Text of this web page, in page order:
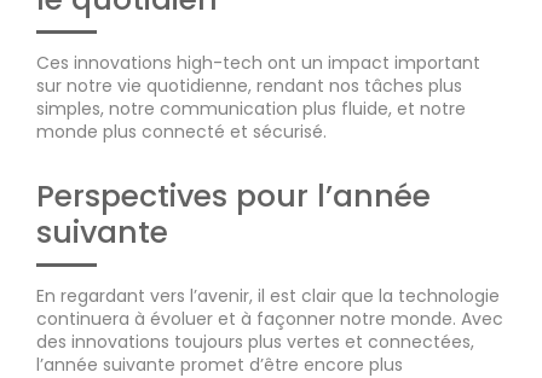
Ces innovations high-tech ont un impact important
sur notre vie quotidienne, rendant nos tâches plus
simples, notre communication plus fluide, et notre
monde plus connecté et sécurisé.
Perspectives pour l’année
suivante
En regardant vers l’avenir, il est clair que la technologie
continuera à évoluer et à façonner notre monde. Avec
des innovations toujours plus vertes et connectées,
l’année suivante promet d’être encore plus